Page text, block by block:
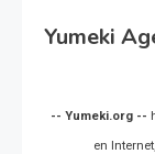
Yumeki
-- Yumeki.org --
en